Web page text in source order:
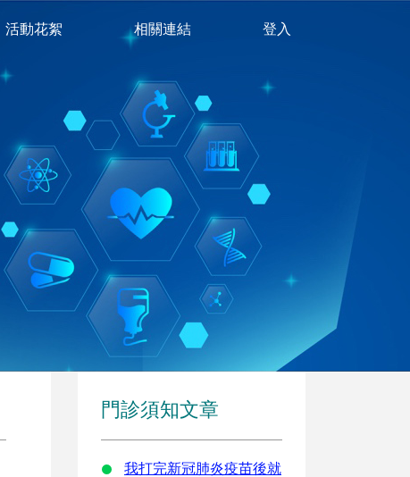
活動花絮 相關連結 登入
門診須知文章
我打完新冠肺炎疫苗後就